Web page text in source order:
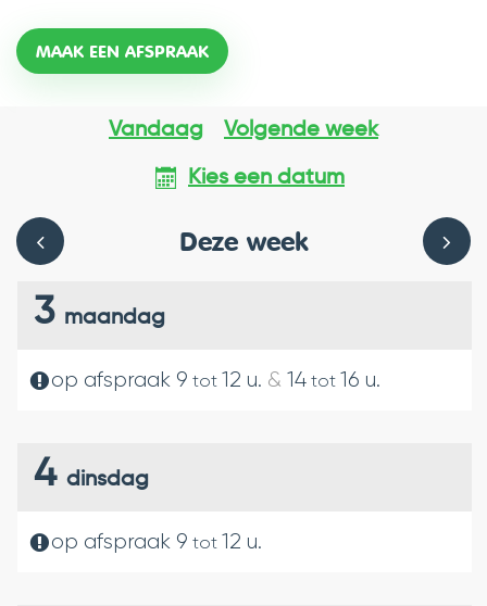
Openingsuren
Openingsuren
MAAK EEN AFSPRAAK
Vandaag Volgende week
Kies een datum
Deze week
BEKIJK
OPENINGSUREN
VAN
WEEK
HIERVOOR
3 maandag
op afspraak 9 tot 12 u. & 14tot 16 u.
4 dinsdag
op afspraak 9 tot 12 u.